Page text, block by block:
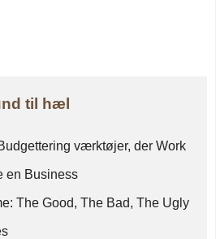
til hæl
værktøjer, der Work
en Business
The Good, The Bad, The Ugly